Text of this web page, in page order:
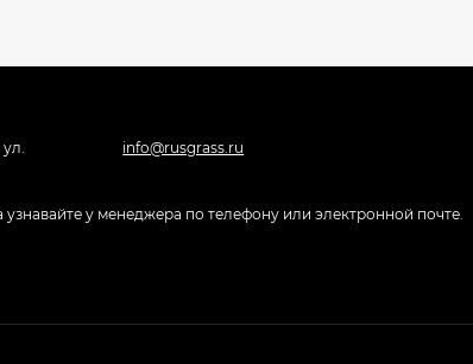
info@rusgrass.ru
у менеджера по телефону или электронной почте.